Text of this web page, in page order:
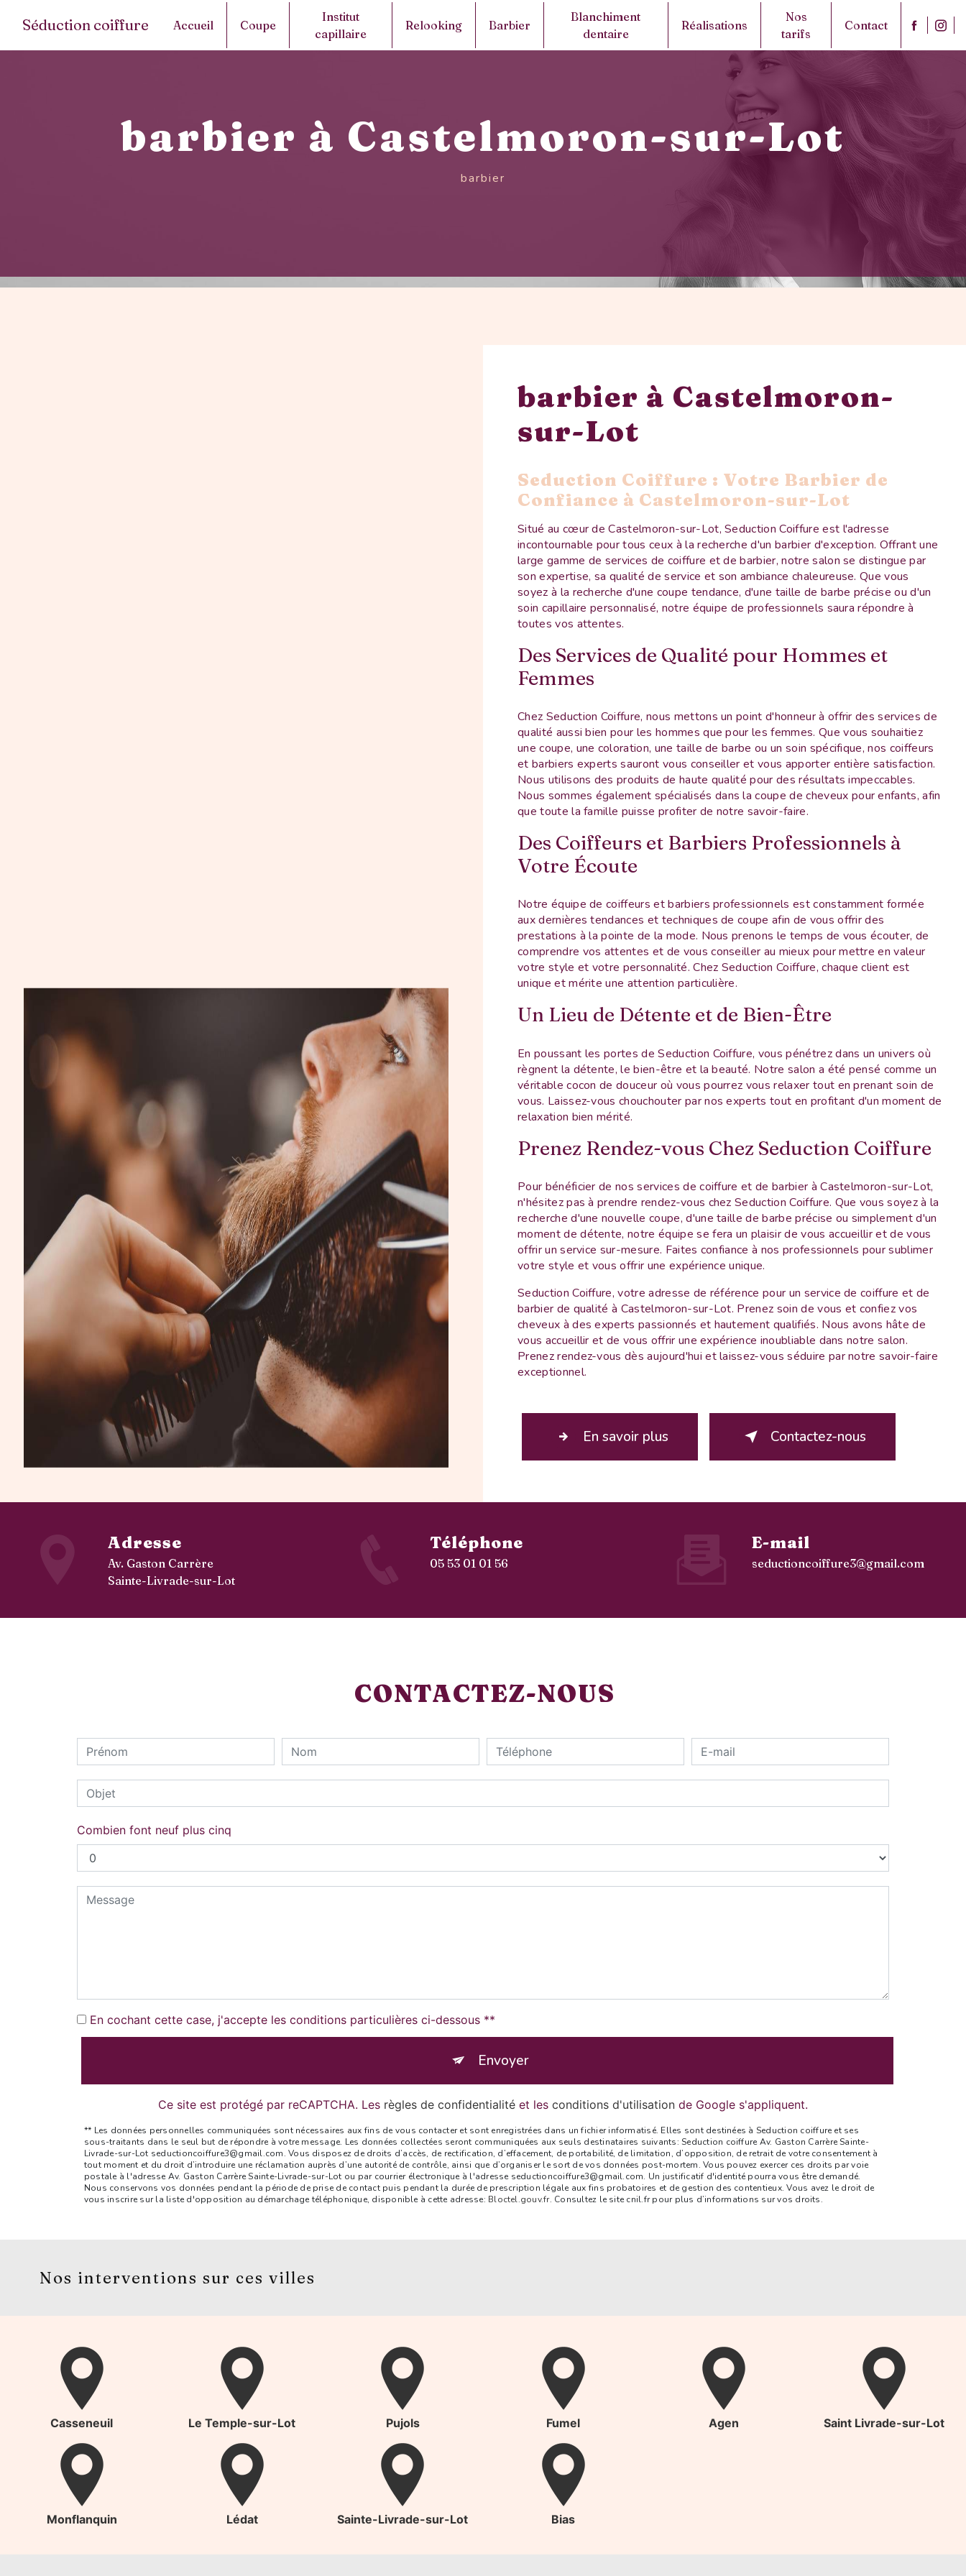
Séduction coiffure Accueil Coupe
Institut
capillaire
Relooking Barbier
Blanchiment
dentaire
Réalisations
Nos
tarifs
Contact
barbier à Castelmoron-sur-Lot
barbier
barbier à Castelmoron-
sur-Lot
Seduction Coiffure : Votre Barbier de
Confiance à Castelmoron-sur-Lot
Situé au cœur de Castelmoron-sur-Lot, Seduction Coiffure est l'adresse
incontournable pour tous ceux à la recherche d'un barbier d'exception. Offrant une
large gamme de services de coiffure et de barbier, notre salon se distingue par
son expertise, sa qualité de service et son ambiance chaleureuse. Que vous
soyez à la recherche d'une coupe tendance, d'une taille de barbe précise ou d'un
soin capillaire personnalisé, notre équipe de professionnels saura répondre à
toutes vos attentes.
Des Services de Qualité pour Hommes et
Femmes
Chez Seduction Coiffure, nous mettons un point d'honneur à offrir des services de
qualité aussi bien pour les hommes que pour les femmes. Que vous souhaitiez
une coupe, une coloration, une taille de barbe ou un soin spécifique, nos coiffeurs
et barbiers experts sauront vous conseiller et vous apporter entière satisfaction.
Nous utilisons des produits de haute qualité pour des résultats impeccables.
Nous sommes également spécialisés dans la coupe de cheveux pour enfants, afin
que toute la famille puisse profiter de notre savoir-faire.
Des Coiffeurs et Barbiers Professionnels à
Votre Écoute
Notre équipe de coiffeurs et barbiers professionnels est constamment formée
aux dernières tendances et techniques de coupe afin de vous offrir des
prestations à la pointe de la mode. Nous prenons le temps de vous écouter, de
comprendre vos attentes et de vous conseiller au mieux pour mettre en valeur
votre style et votre personnalité. Chez Seduction Coiffure, chaque client est
unique et mérite une attention particulière.
Un Lieu de Détente et de Bien-Être
En poussant les portes de Seduction Coiffure, vous pénétrez dans un univers où
règnent la détente, le bien-être et la beauté. Notre salon a été pensé comme un
véritable cocon de douceur où vous pourrez vous relaxer tout en prenant soin de
vous. Laissez-vous chouchouter par nos experts tout en profitant d'un moment de
relaxation bien mérité.
Prenez Rendez-vous Chez Seduction Coiffure
Pour bénéficier de nos services de coiffure et de barbier à Castelmoron-sur-Lot,
n'hésitez pas à prendre rendez-vous chez Seduction Coiffure. Que vous soyez à la
recherche d'une nouvelle coupe, d'une taille de barbe précise ou simplement d'un
moment de détente, notre équipe se fera un plaisir de vous accueillir et de vous
offrir un service sur-mesure. Faites confiance à nos professionnels pour sublimer
votre style et vous offrir une expérience unique.
Seduction Coiffure, votre adresse de référence pour un service de coiffure et de
barbier de qualité à Castelmoron-sur-Lot. Prenez soin de vous et confiez vos
cheveux à des experts passionnés et hautement qualifiés. Nous avons hâte de
vous accueillir et de vous offrir une expérience inoubliable dans notre salon.
Prenez rendez-vous dès aujourd'hui et laissez-vous séduire par notre savoir-faire
exceptionnel.
En savoir plus Contactez-nous
Adresse
Av. Gaston Carrère
Sainte-Livrade-sur-Lot
Téléphone
05 53 01 01 56
E-mail
seductioncoiffure3@gmail.com
CONTACTEZ-NOUS
Combien font neuf plus cinq
En cochant cette case, j'accepte les conditions particulières ci-dessous **
Envoyer
Ce site est protégé par reCAPTCHA. Les règles de confidentialité et les conditions d'utilisation de Google s'appliquent.
** Les données personnelles communiquées sont nécessaires aux fins de vous contacter et sont enregistrées dans un fichier informatisé. Elles sont destinées à Seduction coiffure et ses
sous-traitants dans le seul but de répondre à votre message. Les données collectées seront communiquées aux seuls destinataires suivants: Seduction coiffure Av. Gaston Carrère Sainte-
Livrade-sur-Lot seductioncoiffure3@gmail.com. Vous disposez de droits d’accès, de rectification, d’effacement, de portabilité, de limitation, d’opposition, de retrait de votre consentement à
tout moment et du droit d’introduire une réclamation auprès d’une autorité de contrôle, ainsi que d’organiser le sort de vos données post-mortem. Vous pouvez exercer ces droits par voie
postale à l'adresse Av. Gaston Carrère Sainte-Livrade-sur-Lot ou par courrier électronique à l'adresse seductioncoiffure3@gmail.com. Un justificatif d'identité pourra vous être demandé.
Nous conservons vos données pendant la période de prise de contact puis pendant la durée de prescription légale aux fins probatoires et de gestion des contentieux. Vous avez le droit de
vous inscrire sur la liste d'opposition au démarchage téléphonique, disponible à cette adresse: Bloctel.gouv.fr. Consultez le site cnil.fr pour plus d’informations sur vos droits.
Nos interventions sur ces villes
Casseneuil Le Temple-sur-Lot Pujols Fumel Agen Saint Livrade-sur-Lot
Monflanquin Lédat Sainte-Livrade-sur-Lot Bias